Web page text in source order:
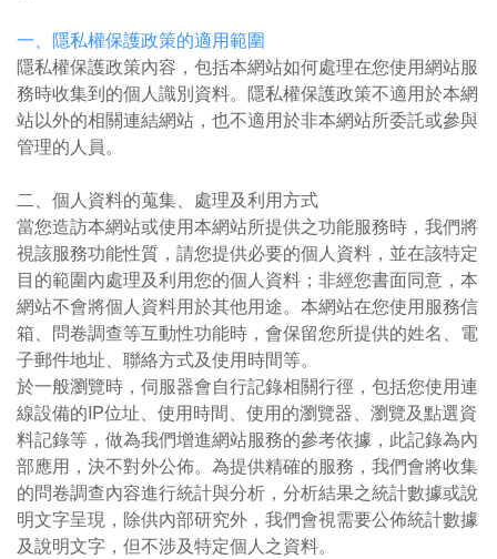
一、隱私權保護政策的適用範圍
隱私權保護政策內容，包括本網站如何處理在您使用網站服
務時收集到的個人識別資料。隱私權保護政策不適用於本網
站以外的相關連結網站，也不適用於非本網站所委託或參與
管理的人員。
二、個人資料的蒐集、處理及利用方式
當您造訪本網站或使用本網站所提供之功能服務時，我們將
視該服務功能性質，請您提供必要的個人資料，並在該特定
目的範圍內處理及利用您的個人資料；非經您書面同意，本
網站不會將個人資料用於其他用途。本網站在您使用服務信
箱、問卷調查等互動性功能時，會保留您所提供的姓名、電
子郵件地址、聯絡方式及使用時間等。
於一般瀏覽時，伺服器會自行記錄相關行徑，包括您使用連
線設備的IP位址、使用時間、使用的瀏覽器、瀏覽及點選資
料記錄等，做為我們增進網站服務的參考依據，此記錄為內
部應用，決不對外公佈。為提供精確的服務，我們會將收集
的問卷調查內容進行統計與分析，分析結果之統計數據或說
明文字呈現，除供內部研究外，我們會視需要公佈統計數據
及說明文字，但不涉及特定個人之資料。